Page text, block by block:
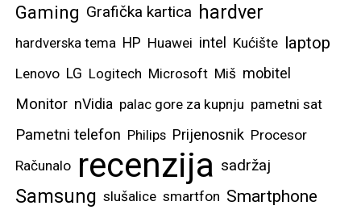
Gaming Grafička kartica hardver
hardverska tema HP Huawei intel Kućište laptop
Lenovo LG Logitech Microsoft Miš mobitel
Monitor nVidia palac gore za kupnju pametni sat
Pametni telefon Philips Prijenosnik Procesor
Računalo recenzija sadržaj
Samsung slušalice smartfon Smartphone